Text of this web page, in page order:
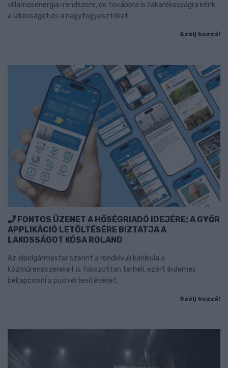
villamosenergia-rendszere, de továbbra is takarékosságra kérik
a lakosságot és a nagyfogyasztókat.
Szólj hozzá!
FONTOS ÜZENET A HŐSÉGRIADÓ IDEJÉRE: A GYŐR
APPLIKÁCIÓ LETÖLTÉSÉRE BIZTATJA A
LAKOSSÁGOT KÓSA ROLAND
Az alpolgármester szerint a rendkívüli kánikula a
közműrendszereket is fokozottan terheli, ezért érdemes
bekapcsolni a push értesítéseket.
Szólj hozzá!